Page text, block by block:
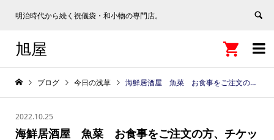
明治時代から続く祝儀袋・和小物の専門店。

旭屋 
ブログ 今日の浅草 海鮮居酒屋 魚菜 お食事をご注文の方、チケットをご呈示でファーストドリンク１杯サービス 「平成中村座観劇優待キャンペーン」 https://asakusa.gr.jp/jp/?p=578 台東区浅草１丁目１７−９ 03-3842-1919
2022.10.25
海鮮居酒屋 魚菜 お食事をご注文の方、チケッ